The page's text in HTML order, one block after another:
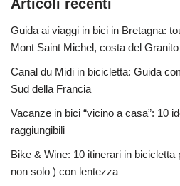
Articoli recenti
Guida ai viaggi in bici in Bretagna:
Mont Saint Michel, costa del
Canal du Midi in bicicletta: Guida
Sud della Francia
Vacanze in bici “vicino a casa”: 10
raggiungibili
Bike & Wine: 10 itinerari in
non solo ) con lentezza